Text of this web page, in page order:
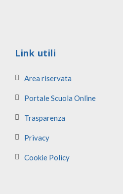
Link utili
Area riservata
Portale Scuola Online
Trasparenza
Privacy
Cookie Policy